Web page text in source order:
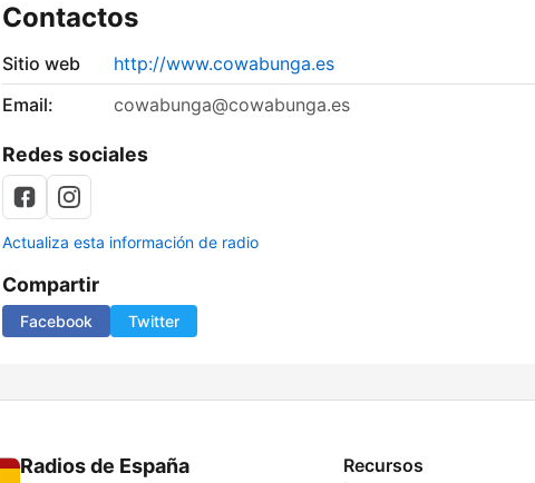
Contactos
Sitio web
http://www.cowabunga.es
Email:
cowabunga@cowabunga.es
Redes sociales
Actualiza esta información de radio
Compartir
Facebook Twitter
Radios de España Recursos